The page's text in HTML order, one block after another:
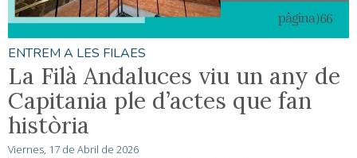
ENTREM A LES FILAES
La Filà Andaluces viu un any de
Capitania ple d’actes que fan
història
Viernes, 17 de Abril de 2026